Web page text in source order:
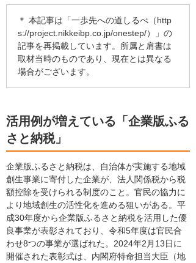
＊ 本記事は「一歩先への道しるべ（http
s://project.nikkeibp.co.jp/onestep/）」の
記事を再掲載しています。所属と肩書は
取材当時のものであり、現在とは異なる
場合がございます。
活用例が増えている「企業版ふる
さと納税」
企業版ふるさと納税は、自治体が実施する地域
創生事業に寄付した企業が、法人関係税から税
額控除を受けられる制度のこと。官民の協力に
より地域創生の活性化を進める狙いがある。平
成30年度から企業版ふるさと納税を活用した優
良事業が表彰されており、令和5年度は官民合
わせ8つの事業が選ばれた。2024年2月13日に
開催された表彰式は、内閣府特命担当大臣（地